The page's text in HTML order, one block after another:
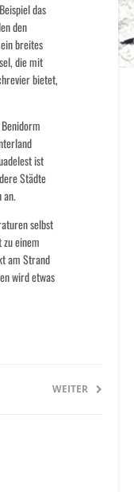
das
den
breites
die mit
bietet,
ist
Städte
selbst
einem
am Strand
wird etwas
WEITER